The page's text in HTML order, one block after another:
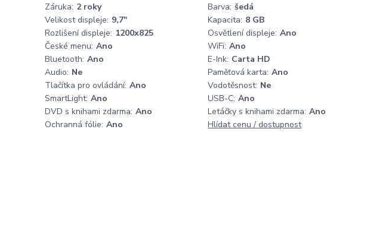
Záruka: 2 roky Barva: šedá
Velikost displeje: 9,7" Kapacita: 8 GB
Rozlišení displeje: 1200x825 Osvětlení displeje: Ano
České menu: Ano WiFi: Ano
Bluetooth: Ano E-Ink: Carta HD
Audio: Ne Paměťová karta: Ano
Tlačítka pro ovládání: Ano Vodotěsnost: Ne
SmartLight: Ano USB-C: Ano
DVD s knihami zdarma: Ano Letáčky s knihami zdarma: Ano
Ochranná fólie: Ano Hlídat cenu / dostupnost